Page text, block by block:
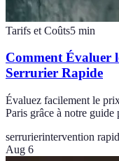
Tarifs et Coûts5 min
Comment Évaluer
Serrurier Rapide
Évaluez facilement le
Paris grâce à notre guide
serrurierintervention
Aug 6